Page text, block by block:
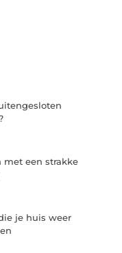
met een strakke
je huis weer